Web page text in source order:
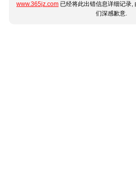
www.365jz.com 已经将此出错信息详细记录,
们深感歉意.